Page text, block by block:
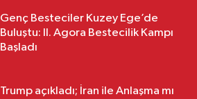
Genç Besteciler Kuzey Ege’de
Buluştu: II. Agora Bestecilik Kampı
Başladı
Trump açıkladı; İran ile Anlaşma mı